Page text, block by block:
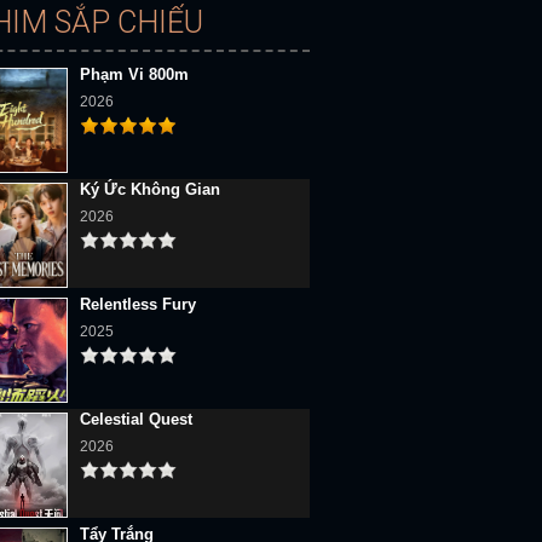
SẮP CHIẾU
Phạm Vi 800m
2026
Ký Ức Không Gian
2026
Relentless Fury
2025
Celestial Quest
2026
Tẩy Trắng